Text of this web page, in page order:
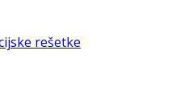
rešetke